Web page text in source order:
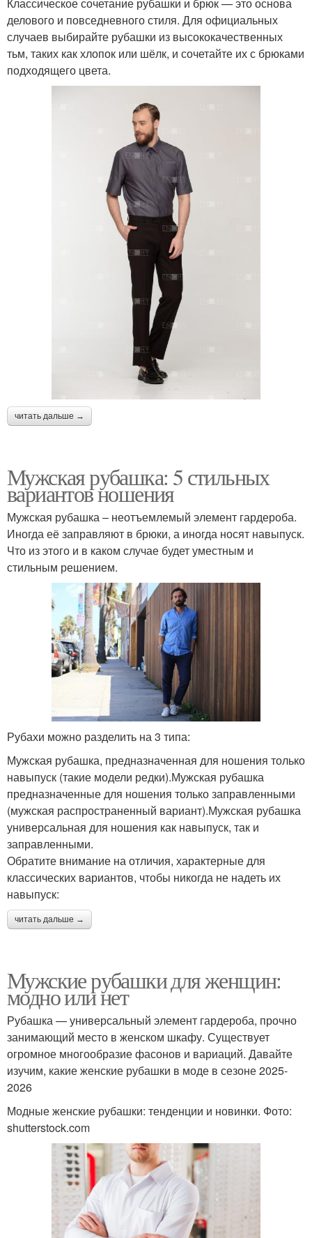
делового и повседневного стиля. Для официальных
случаев выбирайте рубашки из высококачественных
тьм, таких как хлопок или шёлк, и сочетайте их с брюками
подходящего цвета.
читать дальше →
Мужская рубашка: 5 стильных
вариантов ношения
Мужская рубашка – неотъемлемый элемент гардероба.
Иногда её заправляют в брюки, а иногда носят навыпуск.
Что из этого и в каком случае будет уместным и
стильным решением.
Рубахи можно разделить на 3 типа:
Мужская рубашка, предназначенная для ношения только
навыпуск (такие модели редки).Мужская рубашка
предназначенные для ношения только заправленными
(мужская распространенный вариант).Мужская рубашка
универсальная для ношения как навыпуск, так и
заправленными.
Обратите внимание на отличия, характерные для
классических вариантов, чтобы никогда не надеть их
навыпуск:
читать дальше →
Мужские рубашки для женщин:
модно или нет
Рубашка — универсальный элемент гардероба, прочно
занимающий место в женском шкафу. Существует
огромное многообразие фасонов и вариаций. Давайте
изучим, какие женские рубашки в моде в сезоне 2025-
2026
Модные женские рубашки: тенденции и новинки. Фото:
shutterstock.com